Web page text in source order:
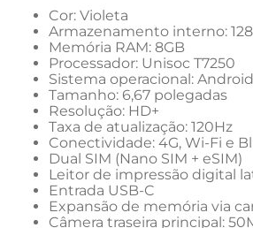
Cor: Violeta
Armazenamento interno:
Memória RAM: 8GB
Processador: Unisoc T7250
Sistema operacional: Android
Tamanho: 6,67 polegadas
Resolução: HD+
Taxa de atualização: 120Hz
Conectividade: 4G, Wi-Fi e
Dual SIM (Nano SIM + eSIM)
Leitor de impressão digital
Entrada USB-C
Expansão de memória via
Câmera traseira principal: